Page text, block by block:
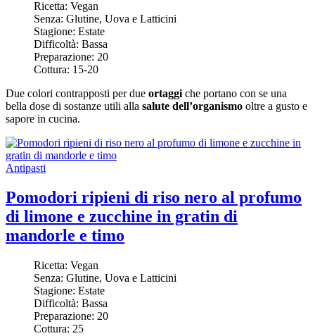
Ricetta: Vegan
Senza: Glutine, Uova e Latticini
Stagione: Estate
Difficoltà: Bassa
Preparazione: 20
Cottura: 15-20
Due colori contrapposti per due ortaggi che portano con se una
bella dose di sostanze utili alla salute dell’organismo oltre a gusto e
sapore in cucina.
Antipasti
Pomodori ripieni di riso nero al profumo
di limone e zucchine in gratin di
mandorle e timo
Ricetta: Vegan
Senza: Glutine, Uova e Latticini
Stagione: Estate
Difficoltà: Bassa
Preparazione: 20
Cottura: 25